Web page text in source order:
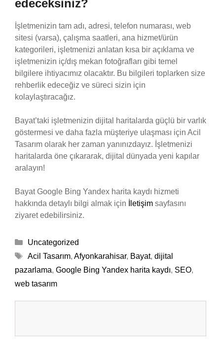
edeceksiniz?
İşletmenizin tam adı, adresi, telefon numarası, web
sitesi (varsa), çalışma saatleri, ana hizmet/ürün
kategorileri, işletmenizi anlatan kısa bir açıklama ve
işletmenizin iç/dış mekan fotoğrafları gibi temel
bilgilere ihtiyacımız olacaktır. Bu bilgileri toplarken size
rehberlik edeceğiz ve süreci sizin için
kolaylaştıracağız.
Bayat’taki işletmenizin dijital haritalarda güçlü bir varlık
göstermesi ve daha fazla müşteriye ulaşması için Acil
Tasarım olarak her zaman yanınızdayız. İşletmenizi
haritalarda öne çıkararak, dijital dünyada yeni kapılar
aralayın!
Bayat Google Bing Yandex harita kaydı hizmeti
hakkında detaylı bilgi almak için
İletişim sayfasını
ziyaret edebilirsiniz.
Kategoriler
Uncategorized
Etiketler
Acil Tasarım, Afyonkarahisar, Bayat, dijital
pazarlama, Google Bing Yandex harita kaydı, SEO,
web tasarım